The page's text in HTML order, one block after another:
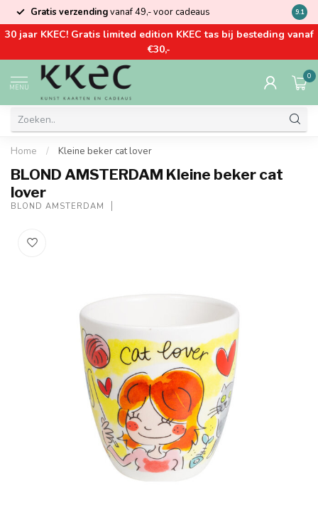
Gratis verzendingvanaf 49,- voor cadeaus Kom
9.1
30 jaar KKEC! Gratis limited edition KKEC tas bij besteding vanaf
€30,-
MENU
0
Home / Kleine beker cat lover
BLOND AMSTERDAM Kleine beker cat
lover
BLOND AMSTERDAM